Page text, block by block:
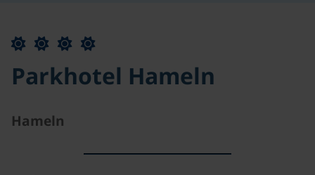
Parkhotel Hameln
Hameln